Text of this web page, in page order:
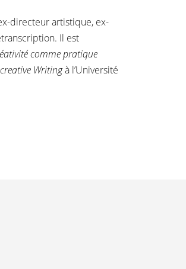
directeur artistique, ex-
Il est
comme pratique
Writingà l’Université